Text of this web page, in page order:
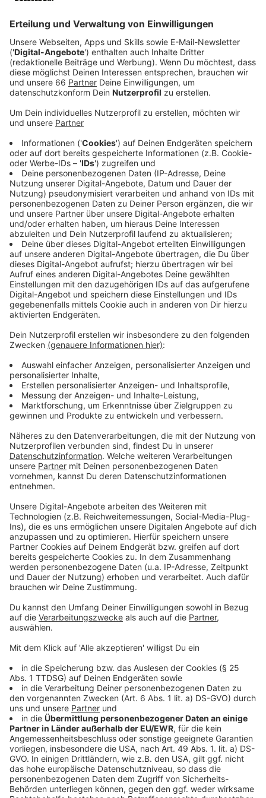
Der Bau- und Liegenschaftsbetrieb des Landes (BLB)
hat angekündigt, dass in NRW bis zu 2.000 Ladestellen
aufgebaut werden sollen: Zum Beispiel auch 20
Ladepunkte am Land- undAmtsgerichtin Oberbilk.
Anzeige
Dienstleister gesucht
Anzeige
Auch vor Polizeiwachen, Behörden oder Gefängnissen
könnten wir bald elektrisch laden. Aktuell wird nach
einem Dienstleister gesucht, der die Ladestellen
aufbaut und betreibt.
Anzeige
16 E-Autos teilen sich einen Ladeplatz
Hier in Düsseldorf müssen E-Auto-Besitzer nicht lange
nach einer Ladesäule suchen. Das zeigt ein aktuelles
Ranking des Verbands der Automobilindustrie. Rund 16
E-Autos müssen sich im Schnitt einen Ladepunkt
teilen. Im Vergleich mit anderen NRW-Städten liegt
Düsseldorf auf demsechsten Platz.
Anzeige
Weitere Infos und Links zum Thema:
Anzeige
Unsere Meldung vom 30. September 2024:
Düsseldorf: Führend bei Ladeinfrastruktur für E-Autos
Hier informiert das Umweltministerium über E-
Landgericht Düsseldorf
Anzeige
Anzeige